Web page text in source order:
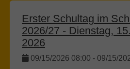
Erster Schultag im
2026/27 - Dienstag,
2026
09/15/2026 08:00 - 09/15/